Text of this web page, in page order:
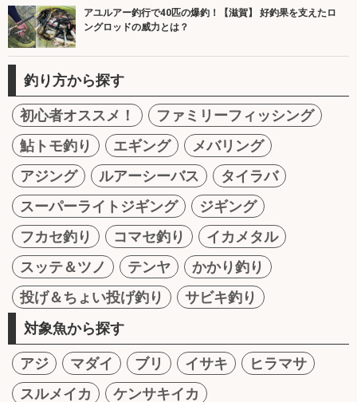
アユルアー釣行で40匹の爆釣！【滋賀】 好釣果を支えたロ
ングロッドの威力とは？
釣り方から探す
初心者オススメ！
ファミリーフィッシング
鮎トモ釣り
エギング
メバリング
アジング
ルアーシーバス
タイラバ
スーパーライトジギング
ジギング
フカセ釣り
コマセ釣り
イカメタル
スッテ＆ツノ
テンヤ
かかり釣り
投げ＆ちょい投げ釣り
サビキ釣り
対象魚から探す
アジ マダイ ブリ イサキ
ヒラマサ
スルメイカ
ケンサキイカ